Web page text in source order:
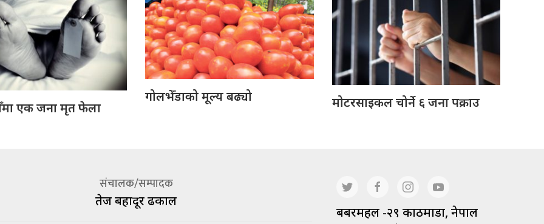
एक जना मृत फेला
गोलभेँडाको मूल्य बढ्यो मोटरसाइकल चोर्ने ६ जना पक्राउ
संचालक/सम्पादक
तेज बहादूर ढकाल
बबरमहल -२९ काठमाडौं, नेपाल